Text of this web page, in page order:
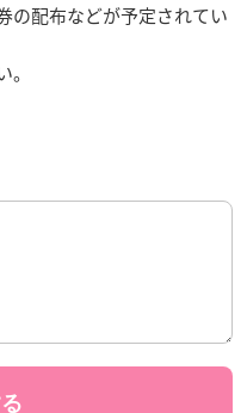
の配布などが予定されてい